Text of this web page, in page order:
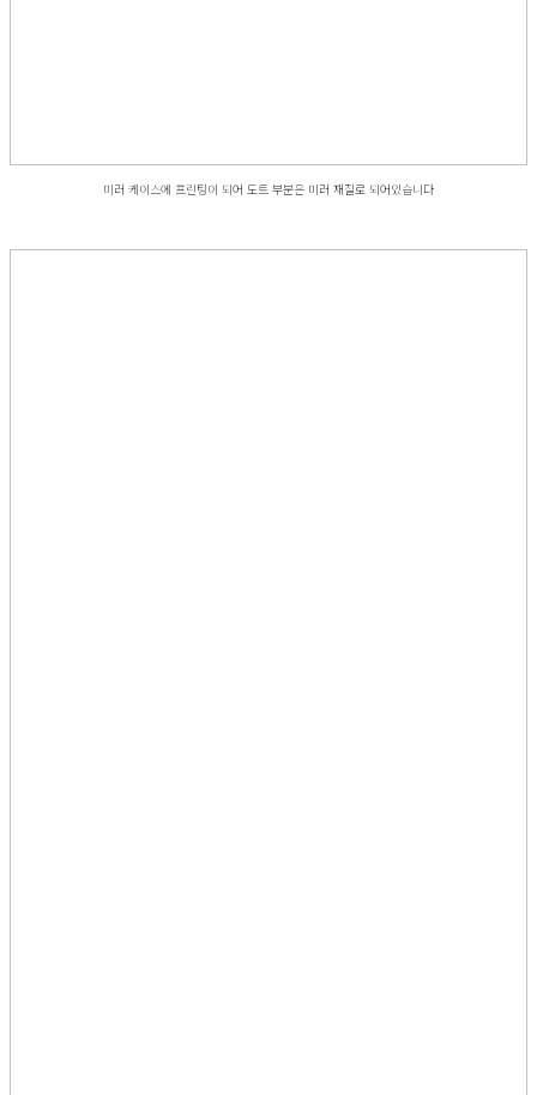
미러 케이스에 프린팅이 되어 도트 부분은 미러 재질로 되어있습니다